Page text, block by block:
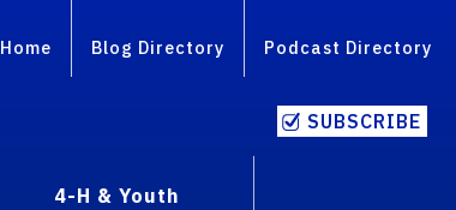
Home Blog Directory Podcast Directory
SUBSCRIBE
4-H & Youth